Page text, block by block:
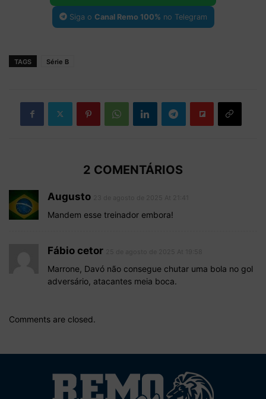
Siga o Canal Remo 100% no Telegram
TAGS Série B
2 COMENTÁRIOS
Augusto
Mandem esse treinador embora!
Fábio cetor
Marrone, Davó não consegue chutar uma bola no gol
adversário, atacantes meia boca.
Comments are closed.